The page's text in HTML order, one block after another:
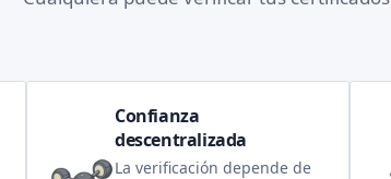
Confianza
descentralizada
La verificación depende de